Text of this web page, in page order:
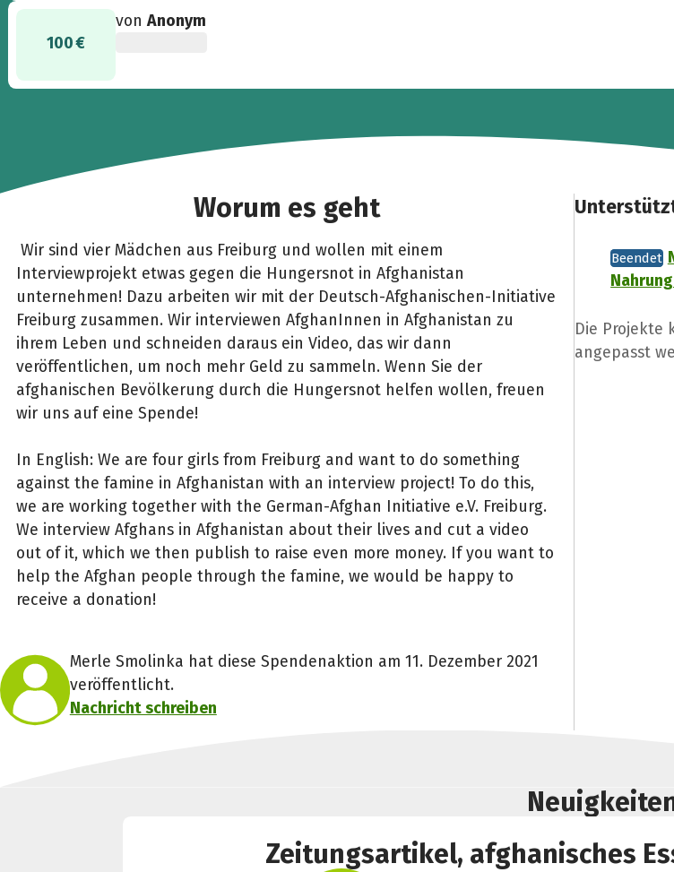
100 €
vonAnonym
Worum es geht
Wir sind vier Mädchen aus Freiburg und wollen mit einem
Interviewprojekt etwas gegen die Hungersnot in Afghanistan
unternehmen! Dazu arbeiten wir mit der Deutsch-Afghanischen-Initiative
Freiburg zusammen. Wir interviewen AfghanInnen in Afghanistan zu
ihrem Leben und schneiden daraus ein Video, das wir dann
veröffentlichen, um noch mehr Geld zu sammeln. Wenn Sie der
afghanischen Bevölkerung durch die Hungersnot helfen wollen, freuen
wir uns auf eine Spende!
In English: We are four girls from Freiburg and want to do something
against the famine in Afghanistan with an interview project! To do this,
we are working together with the German-Afghan Initiative e.V. Freiburg.
We interview Afghans in Afghanistan about their lives and cut a video
out of it, which we then publish to raise even more money. If you want to
help the Afghan people through the famine, we would be happy to
receive a donation!
Merle Smolinka hat diese Spendenaktion am 11. Dezember 2021
veröffentlicht.
Nachricht schreiben
Beendet
Die Projekte
angepasst
Zeitungsartikel, afghanisches